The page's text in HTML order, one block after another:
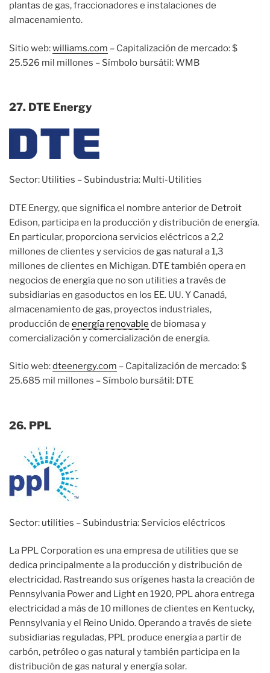
plantas de gas, fraccionadores e instalaciones de
almacenamiento.
Sitio web:williams.com – Capitalización de mercado: $
25.526 mil millones – Símbolo bursátil: WMB
27. DTE Energy
Sector: Utilities – Subindustria: Multi-Utilities
DTE Energy, que significa el nombre anterior de Detroit
Edison, participa en la producción y distribución de energía.
En particular, proporciona servicios eléctricos a 2,2
millones de clientes y servicios de gas natural a 1,3
millones de clientes en Michigan. DTE también opera en
negocios de energía que no son utilities a través de
subsidiarias en gasoductos en los EE. UU. Y Canadá,
almacenamiento de gas, proyectos industriales,
producción de energía renovable de biomasa y
comercialización y comercialización de energía.
Sitio web:dteenergy.com – Capitalización de mercado: $
25.685 mil millones – Símbolo bursátil: DTE
26. PPL
Sector: utilities – Subindustria: Servicios eléctricos
La PPL Corporation es una empresa de utilities que se
dedica principalmente a la producción y distribución de
electricidad. Rastreando sus orígenes hasta la creación de
Pennsylvania Power and Light en 1920, PPL ahora entrega
electricidad a más de 10 millones de clientes en Kentucky,
Pennsylvania y el Reino Unido. Operando a través de siete
subsidiarias reguladas, PPL produce energía a partir de
carbón, petróleo o gas natural y también participa en la
distribución de gas natural y energía solar.